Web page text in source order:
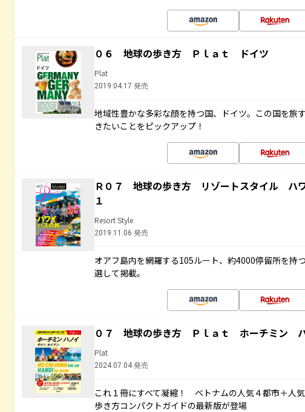
０６ 地球の歩き方 Ｐｌａｔ ドイツ
Plat
2019.04.17 発売
地域性豊かな多彩な顔を持つ国、ドイツ。この国を旅
きたいことをピックアップ！
Ｒ０７ 地球の歩き方 リゾートスタイル ハ
１
Resort Style
2019.11.06 発売
オアフ島内を網羅する105ルート、約4000停留所を持
選して掲載。
０７ 地球の歩き方 Ｐｌａｔ ホーチミン
Plat
2024.07.04 発売
これ１冊にすべて凝縮！ ベトナムの人気４都市＋人
歩き方コンパクトガイドの最新版が登場